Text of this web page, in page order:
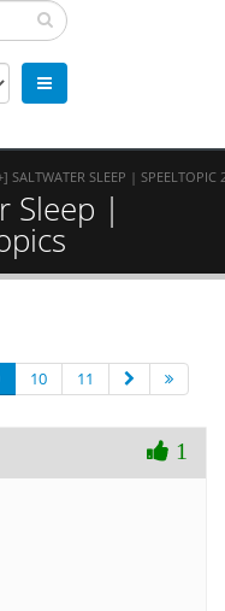
SALTWATER SLEEP | SPEELTOPIC
Sleep |
10 11
1